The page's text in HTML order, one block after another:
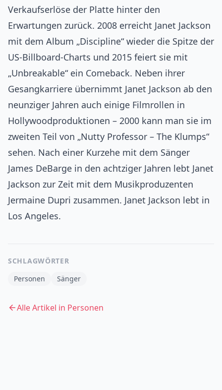
Verkaufserlöse der Platte hinter den
Erwartungen zurück. 2008 erreicht Janet Jackson
mit dem Album „Discipline“ wieder die Spitze der
US-Billboard-Charts und 2015 feiert sie mit
„Unbreakable“ ein Comeback. Neben ihrer
Gesangkarriere übernimmt Janet Jackson ab den
neunziger Jahren auch einige Filmrollen in
Hollywoodproduktionen – 2000 kann man sie im
zweiten Teil von „Nutty Professor – The Klumps“
sehen. Nach einer Kurzehe mit dem Sänger
James DeBarge in den achtziger Jahren lebt Janet
Jackson zur Zeit mit dem Musikproduzenten
Jermaine Dupri zusammen. Janet Jackson lebt in
Los Angeles.
SCHLAGWÖRTER
Personen
Sänger
Alle Artikel in Personen